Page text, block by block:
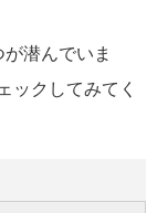
潜んでいま
ックしてみてく